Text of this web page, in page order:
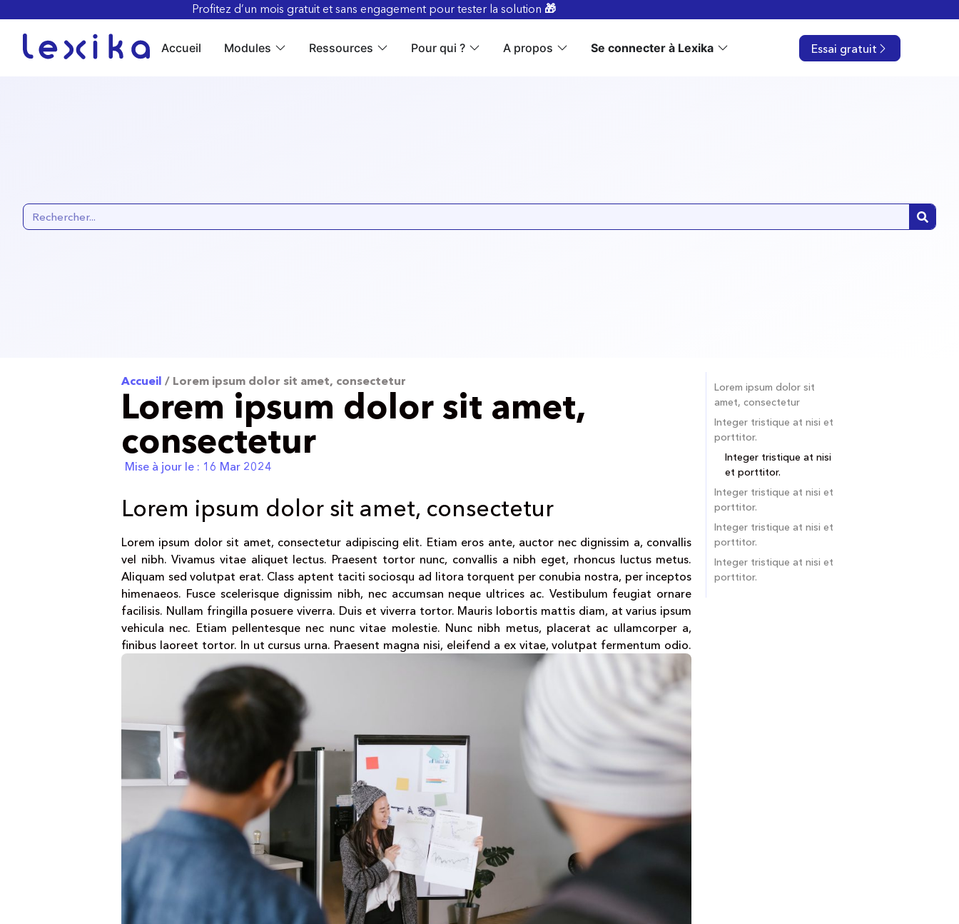
Profitez d’un mois gratuit et sans engagement pour tester la solution 🎁
Accueil Modules Ressources Pour qui ? A propos Se connecter à Lexika Essai gratuit
Accueil / Lorem ipsum dolor sit amet, consectetur
Lorem ipsum dolor sit amet,
consectetur
Mise à jour le : 16 Mar 2024
Lorem ipsum dolor sit amet, consectetur
Lorem ipsum dolor sit amet, consectetur adipiscing elit. Etiam eros ante, auctor nec dignissim a, convallis
vel nibh. Vivamus vitae aliquet lectus. Praesent tortor nunc, convallis a nibh eget, rhoncus luctus metus.
Aliquam sed volutpat erat. Class aptent taciti sociosqu ad litora torquent per conubia nostra, per inceptos
himenaeos. Fusce scelerisque dignissim nibh, nec accumsan neque ultrices ac. Vestibulum feugiat ornare
facilisis. Nullam fringilla posuere viverra. Duis et viverra tortor. Mauris lobortis mattis diam, at varius ipsum
vehicula nec. Etiam pellentesque nec nunc vitae molestie. Nunc nibh metus, placerat ac ullamcorper a,
finibus laoreet tortor. In ut cursus urna. Praesent magna nisi, eleifend a ex vitae, volutpat fermentum odio.
Lorem ipsum dolor sit
amet, consectetur
Integer tristique at nisi et
porttitor.
Integer tristique at nisi
et porttitor.
Integer tristique at nisi et
porttitor.
Integer tristique at nisi et
porttitor.
Integer tristique at nisi et
porttitor.